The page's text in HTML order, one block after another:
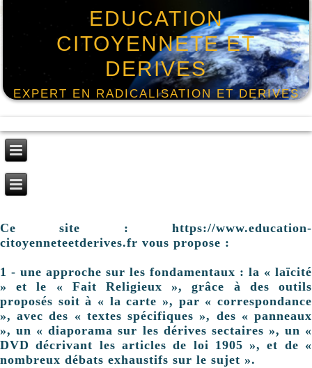
EDUCATION
CITOYENNETE ET
DERIVES
EXPERT EN RADICALISATION ET DERIVES
Ce site : https://www.education-
citoyenneteetderives.fr vous propose :
1 - une approche sur les fondamentaux : la « laïcité
» et le « Fait Religieux », grâce à des outils
proposés soit à « la carte », par « correspondance
», avec des « textes spécifiques », des « panneaux
», un « diaporama sur les dérives sectaires », un «
DVD décrivant les articles de loi 1905 », et de «
nombreux débats exhaustifs sur le sujet ».